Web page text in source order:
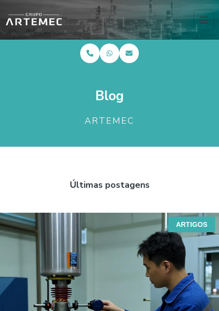
Blog
ARTEMEC
Últimas postagens
ARTIGOS